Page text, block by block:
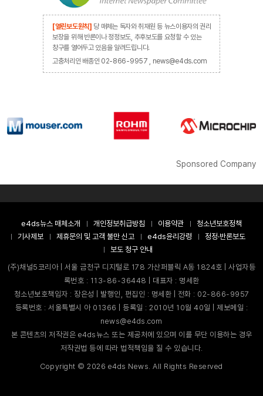
[열린보도원칙] 당 매체는 독자와 취재원 등 뉴스이용자의 권리
보장을 위해 반론이나 정정보도, 추후보도를 요청할 수 있는
창구를 열어두고 있음을 알려드립니다.
고충처리인 배종인 02-866-9957 , news@e4ds.com
Sponsored Company
e4ds뉴스 매체소개 개인정보취급방침 이용약관
청소년보호정책
기사제보
제휴문의 및 고객 불만 신고 e4ds윤리강령
정정·반론보도
보도 청구 안내
(주)채널5코리아 | 서울 금천구 디지털로 178 가산퍼블릭 A동 1824호 | 사업자등
록번호 : 113-86-36448 | 대표자 : 명세환
청소년보호책임자 : 장은성 | 발행인, 편집인 : 명세환 | 전화 : 02-866-9957
등록번호 : 서울특별시 아 01366 | 등록일 : 2010년 10월 40일 | 제보메일 :
news@e4ds.com
본 콘텐츠의 저작권은 e4ds뉴스 또는 제공처에 있으며 이를 무단 이용하는 경우
저작권법 등에 따라 법적책임을 질 수 있습니다.
Copyright ©2026 e4ds News. All Rights Reserved